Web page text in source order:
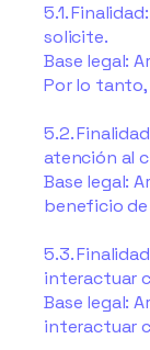
5.1.
solicite.
Base legal:
Por lo tanto,
5.2.
atención al
Base legal:
beneficio
5.3.
interactuar
Base legal:
interactuar